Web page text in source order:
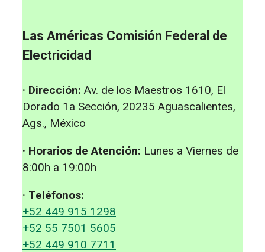
Las Américas Comisión Federal de
Electricidad
· Dirección: Av. de los Maestros 1610, El
Dorado 1a Sección, 20235 Aguascalientes,
Ags., México
· Horarios de Atención: Lunes a Viernes de
8:00h a 19:00h
· Teléfonos:
+52 449 915 1298
+52 55 7501 5605
+52 449 910 7711